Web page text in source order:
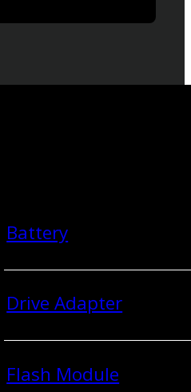
Battery
Drive Adapter
Flash Module